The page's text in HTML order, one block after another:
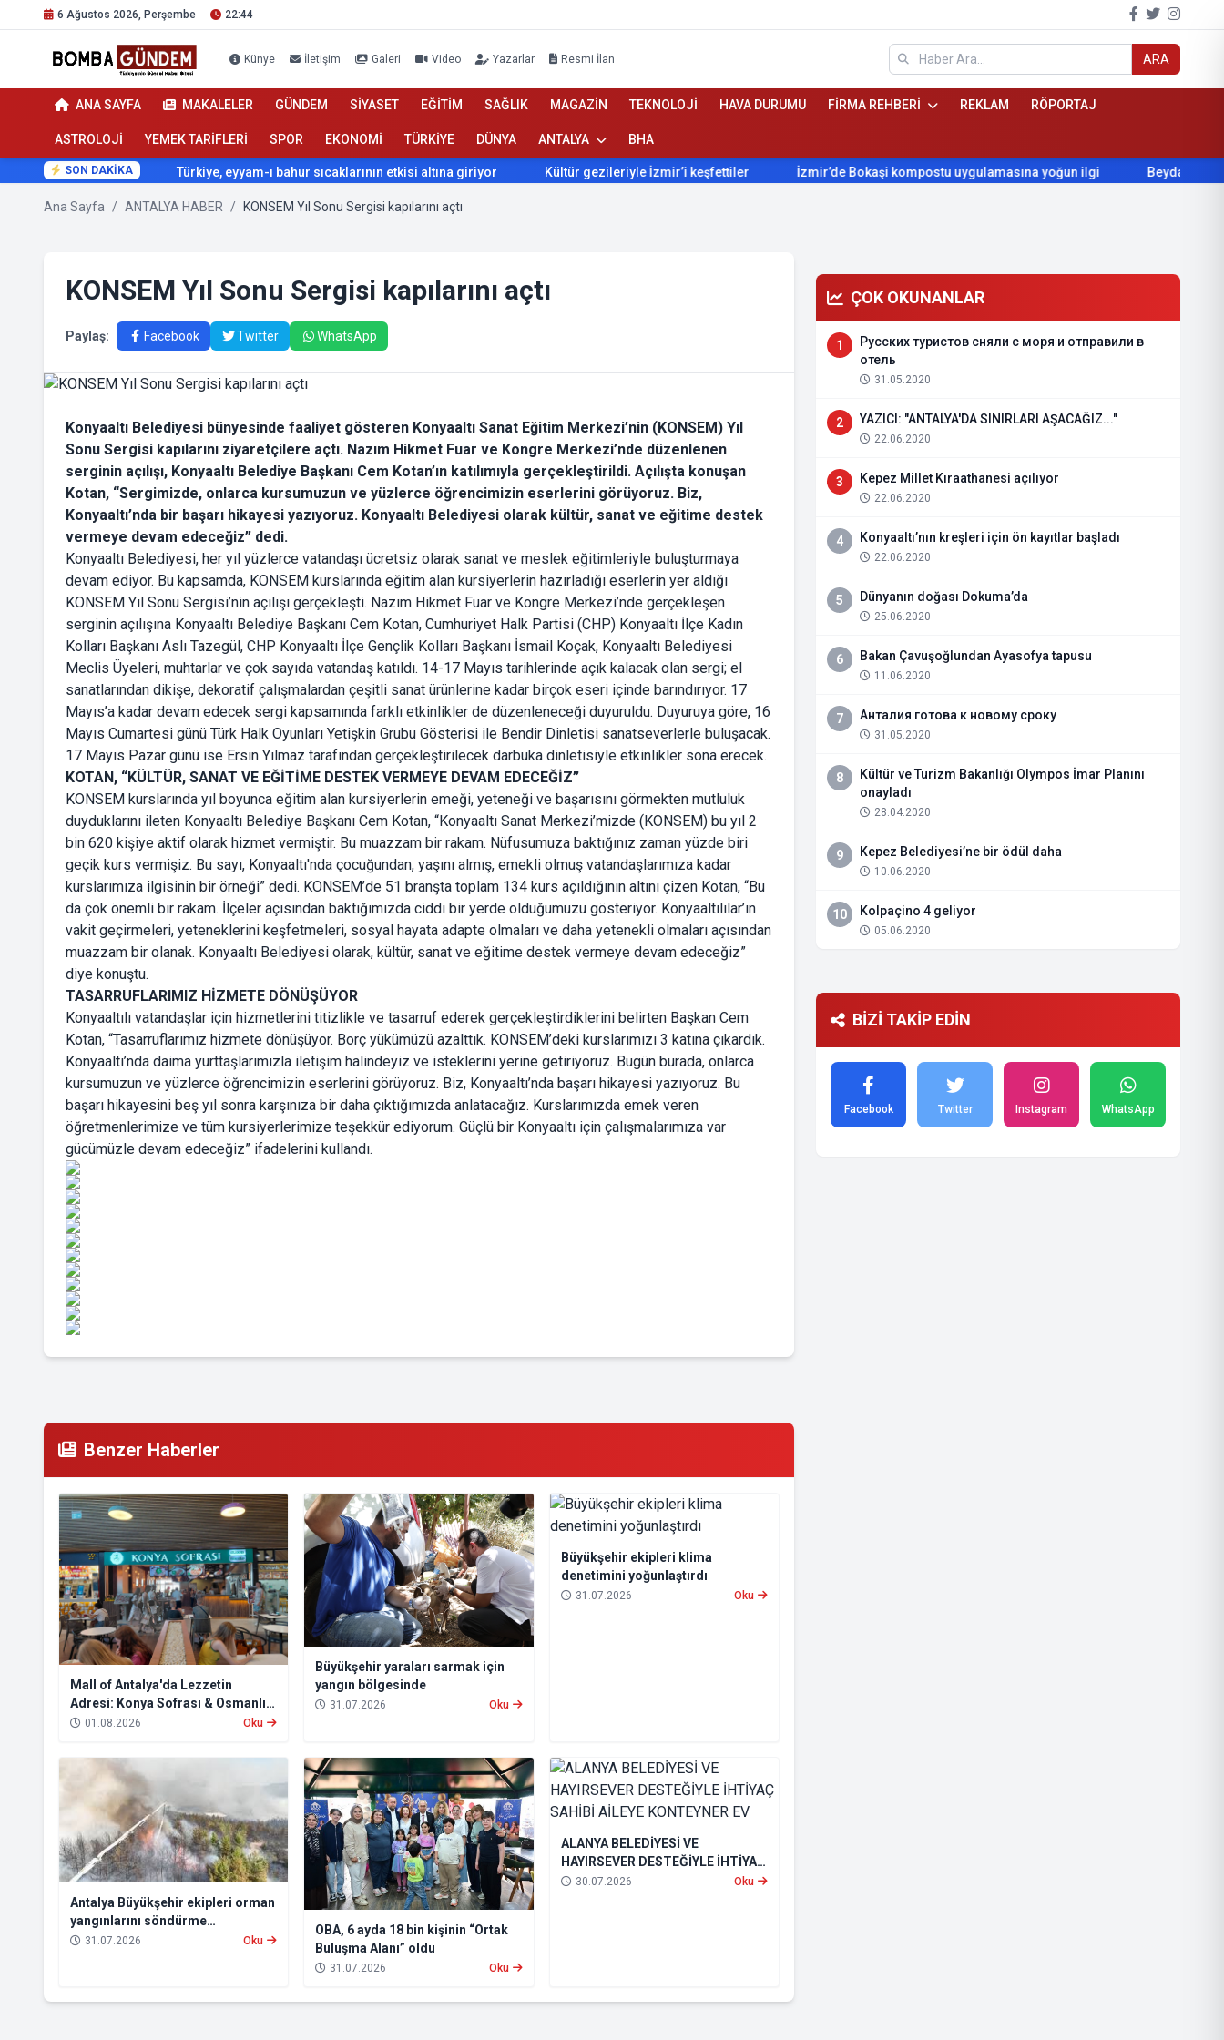
6 Ağustos 2026, Perşembe 22:44
Künye İletişim Galeri Video Yazarlar Resmi İlan ARA
ANA SAYFA MAKALELER GÜNDEM SİYASET EĞİTİM SAĞLIK MAGAZİN TEKNOLOJİ HAVA DURUMU FİRMA REHBERİ REKLAM RÖPORTAJ
ASTROLOJİ YEMEK TARİFLERİ SPOR EKONOMİ TÜRKİYE DÜNYA ANTALYA BHA
SON DAKİKA Türkiye, eyyam-ı bahur sıcaklarının etkisi altına giriyor Kültür gezileriyle İzmir’i keşfettiler İzmir’de Bokaşi kompostu uygulamasına yoğun ilgi Beydağ’ın
Ana Sayfa / ANTALYA HABER / KONSEM Yıl Sonu Sergisi kapılarını açtı
KONSEM Yıl Sonu Sergisi kapılarını açtı
Paylaş: Facebook Twitter WhatsApp
Konyaaltı Belediyesi bünyesinde faaliyet gösteren Konyaaltı Sanat Eğitim Merkezi’nin (KONSEM) Yıl
Sonu Sergisi kapılarını ziyaretçilere açtı. Nazım Hikmet Fuar ve Kongre Merkezi’nde düzenlenen
serginin açılışı, Konyaaltı Belediye Başkanı Cem Kotan’ın katılımıyla gerçekleştirildi. Açılışta konuşan
Kotan, “Sergimizde, onlarca kursumuzun ve yüzlerce öğrencimizin eserlerini görüyoruz. Biz,
Konyaaltı’nda bir başarı hikayesi yazıyoruz. Konyaaltı Belediyesi olarak kültür, sanat ve eğitime destek
vermeye devam edeceğiz” dedi.
Konyaaltı Belediyesi, her yıl yüzlerce vatandaşı ücretsiz olarak sanat ve meslek eğitimleriyle buluşturmaya
devam ediyor. Bu kapsamda, KONSEM kurslarında eğitim alan kursiyerlerin hazırladığı eserlerin yer aldığı
KONSEM Yıl Sonu Sergisi’nin açılışı gerçekleşti. Nazım Hikmet Fuar ve Kongre Merkezi’nde gerçekleşen
serginin açılışına Konyaaltı Belediye Başkanı Cem Kotan, Cumhuriyet Halk Partisi (CHP) Konyaaltı İlçe Kadın
Kolları Başkanı Aslı Tazegül, CHP Konyaaltı İlçe Gençlik Kolları Başkanı İsmail Koçak, Konyaaltı Belediyesi
Meclis Üyeleri, muhtarlar ve çok sayıda vatandaş katıldı. 14-17 Mayıs tarihlerinde açık kalacak olan sergi; el
sanatlarından dikişe, dekoratif çalışmalardan çeşitli sanat ürünlerine kadar birçok eseri içinde barındırıyor. 17
Mayıs’a kadar devam edecek sergi kapsamında farklı etkinlikler de düzenleneceği duyuruldu. Duyuruya göre, 16
Mayıs Cumartesi günü Türk Halk Oyunları Yetişkin Grubu Gösterisi ile Bendir Dinletisi sanatseverlerle buluşacak.
17 Mayıs Pazar günü ise Ersin Yılmaz tarafından gerçekleştirilecek darbuka dinletisiyle etkinlikler sona erecek.
KOTAN, “KÜLTÜR, SANAT VE EĞİTİME DESTEK VERMEYE DEVAM EDECEĞİZ”
KONSEM kurslarında yıl boyunca eğitim alan kursiyerlerin emeği, yeteneği ve başarısını görmekten mutluluk
duyduklarını ileten Konyaaltı Belediye Başkanı Cem Kotan, “Konyaaltı Sanat Merkezi’mizde (KONSEM) bu yıl 2
bin 620 kişiye aktif olarak hizmet vermiştir. Bu muazzam bir rakam. Nüfusumuza baktığınız zaman yüzde biri
geçik kurs vermişiz. Bu sayı, Konyaaltı'nda çocuğundan, yaşını almış, emekli olmuş vatandaşlarımıza kadar
kurslarımıza ilgisinin bir örneği” dedi. KONSEM’de 51 branşta toplam 134 kurs açıldığının altını çizen Kotan, “Bu
da çok önemli bir rakam. İlçeler açısından baktığımızda ciddi bir yerde olduğumuzu gösteriyor. Konyaaltılılar’ın
vakit geçirmeleri, yeteneklerini keşfetmeleri, sosyal hayata adapte olmaları ve daha yetenekli olmaları açısından
muazzam bir olanak. Konyaaltı Belediyesi olarak, kültür, sanat ve eğitime destek vermeye devam edeceğiz”
diye konuştu.
TASARRUFLARIMIZ HİZMETE DÖNÜŞÜYOR
Konyaaltılı vatandaşlar için hizmetlerini titizlikle ve tasarruf ederek gerçekleştirdiklerini belirten Başkan Cem
Kotan, “Tasarruflarımız hizmete dönüşüyor. Borç yükümüzü azalttık. KONSEM’deki kurslarımızı 3 katına çıkardık.
Konyaaltı’nda daima yurttaşlarımızla iletişim halindeyiz ve isteklerini yerine getiriyoruz. Bugün burada, onlarca
kursumuzun ve yüzlerce öğrencimizin eserlerini görüyoruz. Biz, Konyaaltı’nda başarı hikayesi yazıyoruz. Bu
başarı hikayesini beş yıl sonra karşınıza bir daha çıktığımızda anlatacağız. Kurslarımızda emek veren
öğretmenlerimize ve tüm kursiyerlerimize teşekkür ediyorum. Güçlü bir Konyaaltı için çalışmalarımıza var
gücümüzle devam edeceğiz” ifadelerini kullandı.
Benzer Haberler
Mall of Antalya'da Lezzetin
Adresi: Konya Sofrası & Osmanlı
Türk Mutfağı
01.08.2026 Oku
Büyükşehir yaraları sarmak için
yangın bölgesinde
31.07.2026 Oku
Büyükşehir ekipleri klima
denetimini yoğunlaştırdı
31.07.2026 Oku
Antalya Büyükşehir ekipleri orman
yangınlarını söndürme
çalışmalarına seferber oldu
31.07.2026 Oku
OBA, 6 ayda 18 bin kişinin “Ortak
Buluşma Alanı” oldu
31.07.2026 Oku
ALANYA BELEDİYESİ VE
HAYIRSEVER DESTEĞİYLE İHTİYAÇ
SAHİBİ AİLEYE KONTEYNER EV
30.07.2026 Oku
ÇOK OKUNANLAR
1
Русских туристов сняли с моря и отправили в
отель
31.05.2020
2 YAZICI: "ANTALYA'DA SINIRLARI AŞACAĞIZ..."
22.06.2020
3 Kepez Millet Kıraathanesi açılıyor
22.06.2020
4 Konyaaltı’nın kreşleri için ön kayıtlar başladı
22.06.2020
5 Dünyanın doğası Dokuma’da
25.06.2020
6 Bakan Çavuşoğlundan Ayasofya tapusu
11.06.2020
7 Анталия готова к новому сроку
31.05.2020
8
Kültür ve Turizm Bakanlığı Olympos İmar Planını
onayladı
28.04.2020
9 Kepez Belediyesi’ne bir ödül daha
10.06.2020
10 Kolpaçino 4 geliyor
05.06.2020
BİZİ TAKİP EDİN
Facebook Twitter Instagram WhatsApp